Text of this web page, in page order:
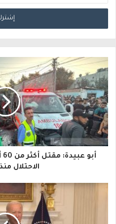
د
خ
ب
ر
ي
د
ك
ا
إ
الاحتلال منذ 7